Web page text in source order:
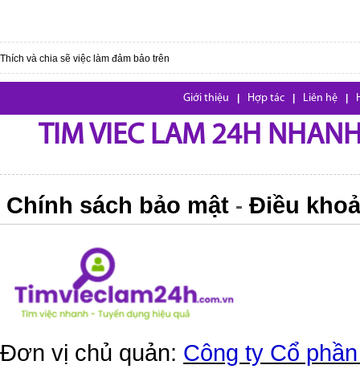
Thích và chia sẽ việc làm đảm bảo trên
Giới thiệu Hợp tác Liên hệ
TIM VIEC LAM 24H
Chính sách bảo mật - Điều
Đơn vị chủ quản: Công ty Cổ